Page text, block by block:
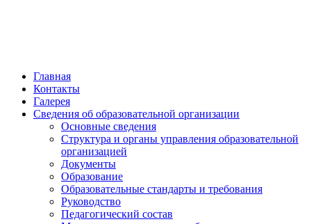
Главная
Контакты
Галерея
Сведения об образовательной организации
Основные сведения
Структура и органы управления образовательной
организацией
Документы
Образование
Образовательные стандарты и требования
Руководство
Педагогический состав